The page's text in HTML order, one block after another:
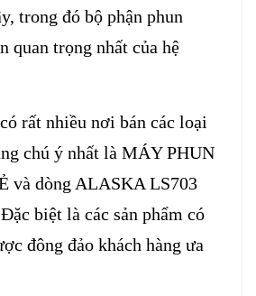
trong đó bộ phận phun
quan trọng nhất của hệ
rất nhiều nơi bán các loại
chú ý nhất là MÁY PHUN
và dòng ALASKA LS703
biệt là các sản phẩm có
đông đảo khách hàng ưa